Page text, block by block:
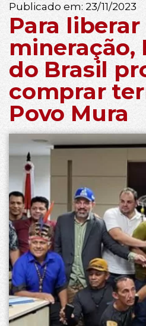
Publicado em: 23/11/2023
Para liberar
mineração,
do Brasil
comprar
Povo Mura